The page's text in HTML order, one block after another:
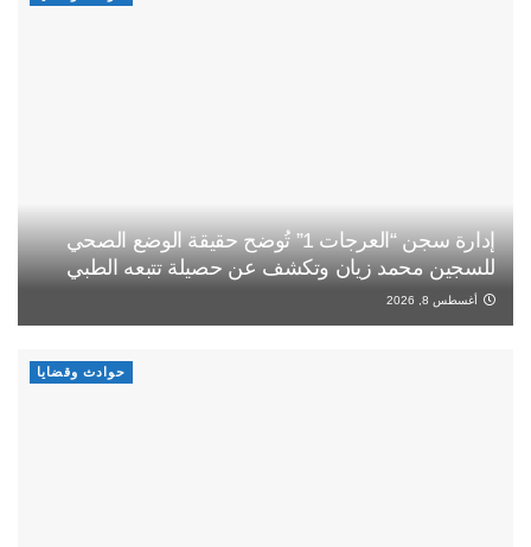
إدارة سجن “العرجات 1” تُوضح حقيقة الوضع الصحي
للسجين محمد زيان وتكشف عن حصيلة تتبعه الطبي
أغسطس 8, 2026
حوادث وقضايا